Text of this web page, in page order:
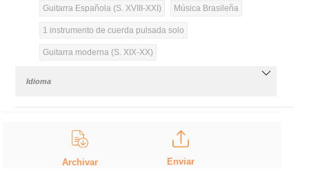
Guitarra Española (S. XVIII-XXI) Música Brasileña
1 instrumento de cuerda pulsada solo
Guitarra moderna (S. XIX-XX)
Idioma
Archivar Enviar